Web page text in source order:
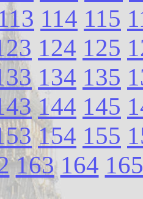
114 115
124 125
134 135
144 145
154 155
163 164 165